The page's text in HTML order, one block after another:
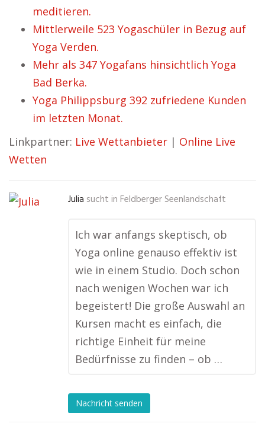
meditieren.
Mittlerweile 523 Yogaschüler in Bezug auf
Yoga Verden.
Mehr als 347 Yogafans hinsichtlich Yoga
Bad Berka.
Yoga Philippsburg 392 zufriedene Kunden
im letzten Monat.
Linkpartner: Live Wettanbieter | Online Live
Wetten
Julia sucht in Feldberger Seenlandschaft
Ich war anfangs skeptisch, ob
Yoga online genauso effektiv ist
wie in einem Studio. Doch schon
nach wenigen Wochen war ich
begeistert! Die große Auswahl an
Kursen macht es einfach, die
richtige Einheit für meine
Bedürfnisse zu finden – ob …
Nachricht senden